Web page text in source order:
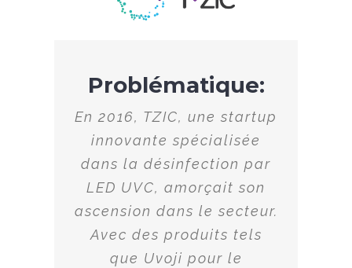
Problématique:
En 2016, TZIC, une startup
innovante spécialisée
dans la désinfection par
LED UVC, amorçait son
ascension dans le secteur.
Avec des produits tels
que Uvoji pour le